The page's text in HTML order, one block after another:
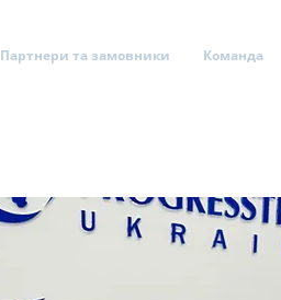
Партнери та замовники Команда